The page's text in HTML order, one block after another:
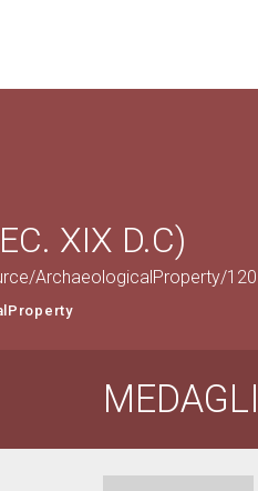
XIX D.C)
ArchaeologicalProperty/